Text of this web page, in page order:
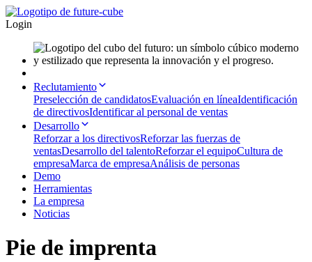
Login
Reclutamiento
Preselección de candidatosEvaluación en líneaIdentificación
de directivosIdentificar al personal de ventas
Desarrollo
Reforzar a los directivosReforzar las fuerzas de
ventasDesarrollo del talentoReforzar el equipoCultura de
empresaMarca de empresaAnálisis de personas
Demo
Herramientas
La empresa
Noticias
Pie de imprenta